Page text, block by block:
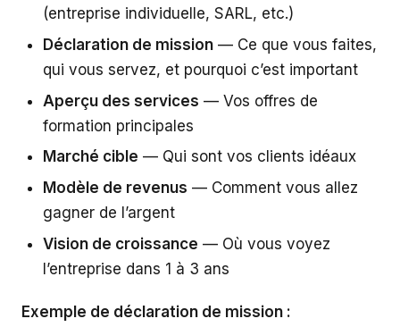
(entreprise individuelle, SARL, etc.)
Déclaration de mission— Ce que vous faites,
qui vous servez, et pourquoi c’est important
Aperçu des services — Vos offres de
formation principales
Marché cible — Qui sont vos clients idéaux
Modèle de revenus — Comment vous allez
gagner de l’argent
Vision de croissance — Où vous voyez
l’entreprise dans 1 à 3 ans
Exemple de déclaration de mission :